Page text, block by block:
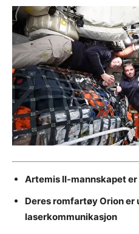
Artemis II-mannskapet
Deres romfartøy Orion er
laserkommunikasjon